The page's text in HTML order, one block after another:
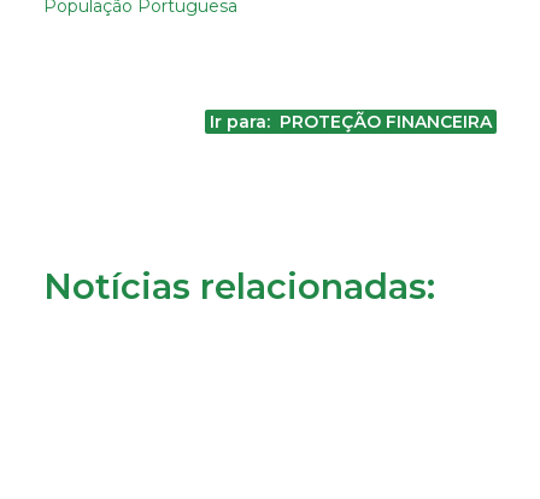
População Portuguesa
Ir para: PROTEÇÃO FINANCEIRA
Notícias relacionadas: